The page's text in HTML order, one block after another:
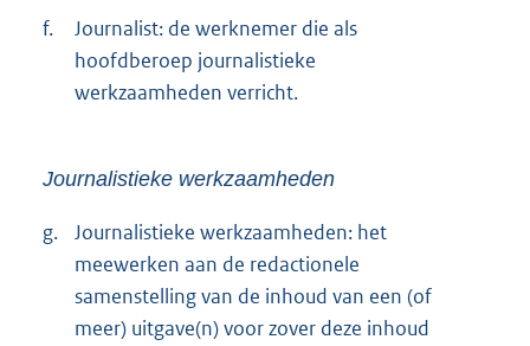
f.
Journalist: de werknemer die als
hoofdberoep journalistieke
werkzaamheden verricht.
Journalistieke werkzaamheden
g.
Journalistieke werkzaamheden: het
meewerken aan de redactionele
samenstelling van de inhoud van een (of
meer) uitgave(n) voor zover deze inhoud